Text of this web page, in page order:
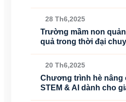
28 Th6,2025
Trường mầm non
quả trong thời đại
20 Th6,2025
Chương trình hè nâng
STEM & AI dành cho